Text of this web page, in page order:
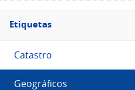
Filtro
Etiquetas
Etiquetas
Catastro
Geográficos